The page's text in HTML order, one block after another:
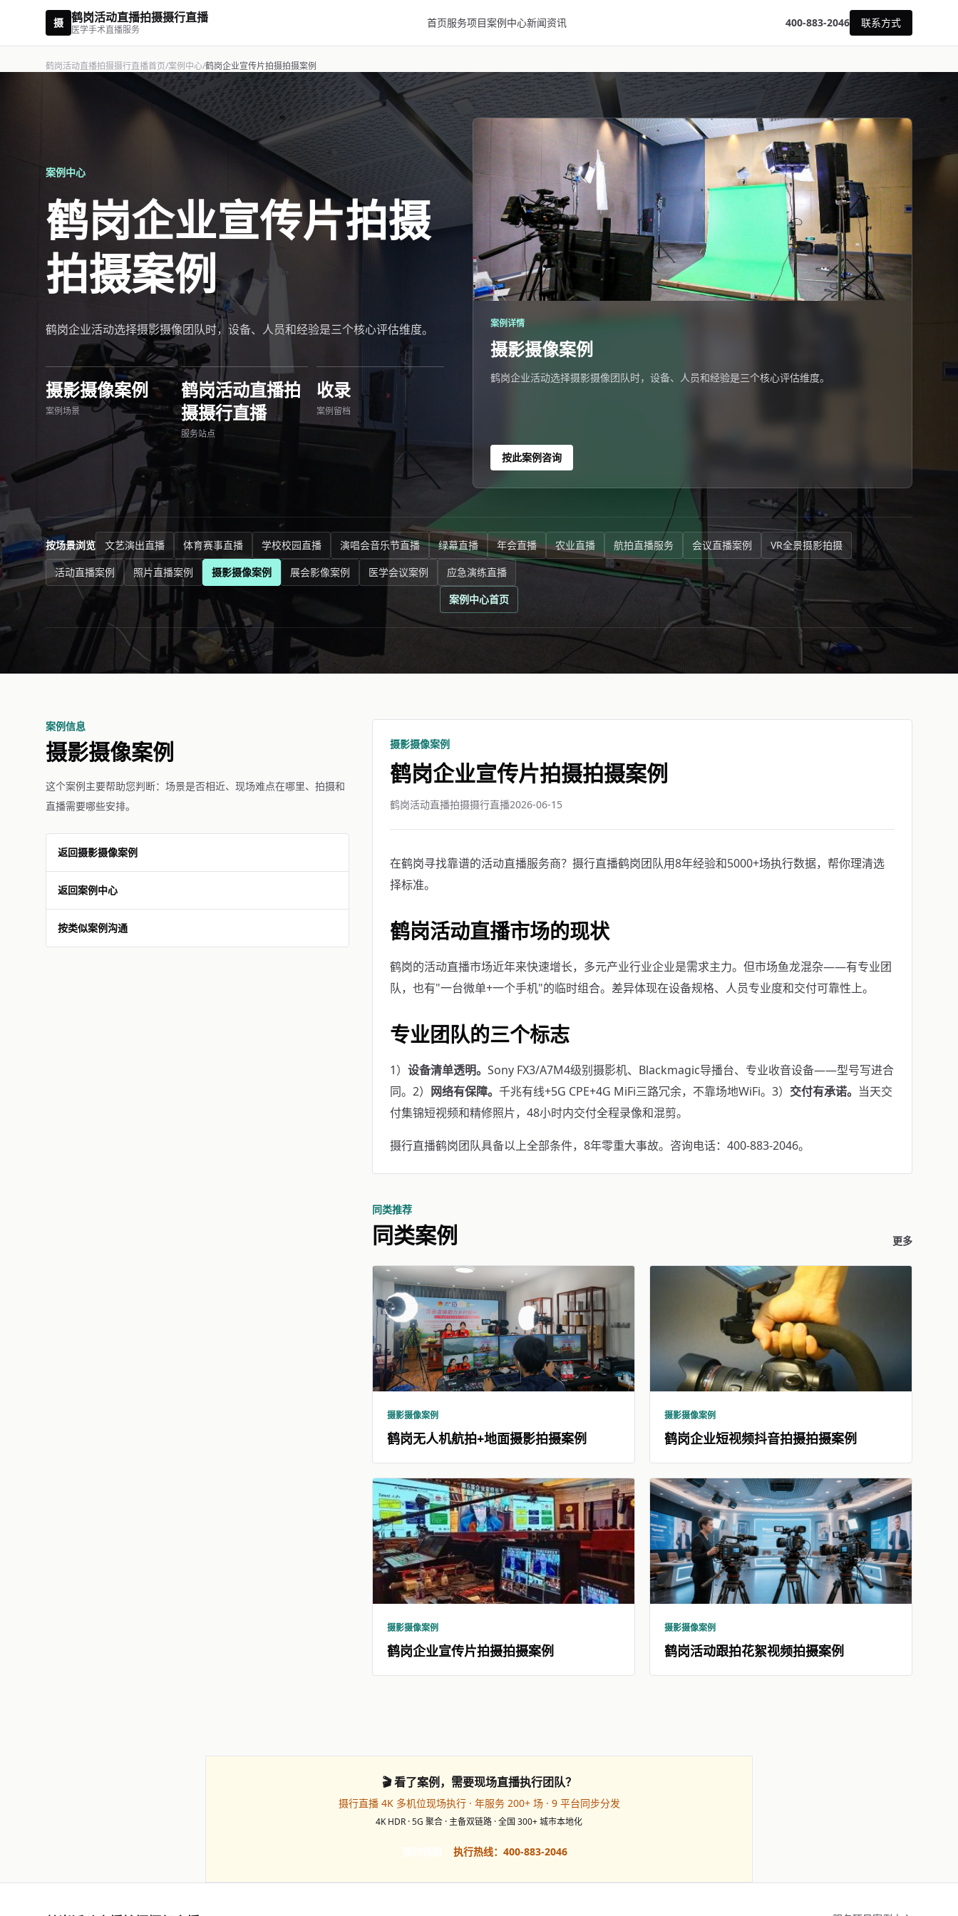
摄 鹤岗活动直播拍摄摄行直播
医学手术直播服务
首页服务项目案例中心新闻资讯 400-883-2046 联系方式
鹤岗活动直播拍摄摄行直播首页/案例中心/鹤岗企业宣传片拍摄拍摄案例
案例中心
鹤岗企业宣传片拍摄
拍摄案例
鹤岗企业活动选择摄影摄像团队时，设备、人员和经验是三个核心评估维度。
摄影摄像案例
案例场景
鹤岗活动直播拍
摄摄行直播
服务站点
收录
案例留档
案例详情
摄影摄像案例
鹤岗企业活动选择摄影摄像团队时，设备、人员和经验是三个核心评估维度。
按此案例咨询
按场景浏览 文艺演出直播 体育赛事直播 学校校园直播 演唱会音乐节直播 绿幕直播 年会直播 农业直播 航拍直播服务 会议直播案例
VR全景摄影拍摄
活动直播案例
照片直播案例 摄影摄像案例 展会影像案例 医学会议案例
应急演练直播
案例中心首页
案例信息
摄影摄像案例
这个案例主要帮助您判断：场景是否相近、现场难点在哪里、拍摄和
直播需要哪些安排。
返回摄影摄像案例
返回案例中心
按类似案例沟通
摄影摄像案例
鹤岗企业宣传片拍摄拍摄案例
鹤岗活动直播拍摄摄行直播2026-06-15
在鹤岗寻找靠谱的活动直播服务商？摄行直播鹤岗团队用8年经验和5000+场执行数据，帮你理清选
择标准。
鹤岗活动直播市场的现状
鹤岗的活动直播市场近年来快速增长，多元产业行业企业是需求主力。但市场鱼龙混杂——有专业团
队，也有"一台微单+一个手机"的临时组合。差异体现在设备规格、人员专业度和交付可靠性上。
专业团队的三个标志
1）设备清单透明。Sony FX3/A7M4级别摄影机、Blackmagic导播台、专业收音设备——型号写进合
同。2） 网络有保障。千兆有线+5G CPE+4G MiFi三路冗余，不靠场地WiFi。3） 交付有承诺。 当天交
付集锦短视频和精修照片，48小时内交付全程录像和混剪。
摄行直播鹤岗团队具备以上全部条件，8年零重大事故。咨询电话：400-883-2046。
同类推荐
同类案例 更多
摄影摄像案例
鹤岗无人机航拍+地面摄影拍摄案例
摄影摄像案例
鹤岗企业短视频抖音拍摄拍摄案例
摄影摄像案例
鹤岗企业宣传片拍摄拍摄案例
摄影摄像案例
鹤岗活动跟拍花絮视频拍摄案例
🎬 看了案例，需要现场直播执行团队？
摄行直播 4K 多机位现场执行 · 年服务 200+ 场 · 9 平台同步分发
4K HDR · 5G 聚合 · 主备双链路 · 全国 300+ 城市本地化
执行热线：400-883-2046